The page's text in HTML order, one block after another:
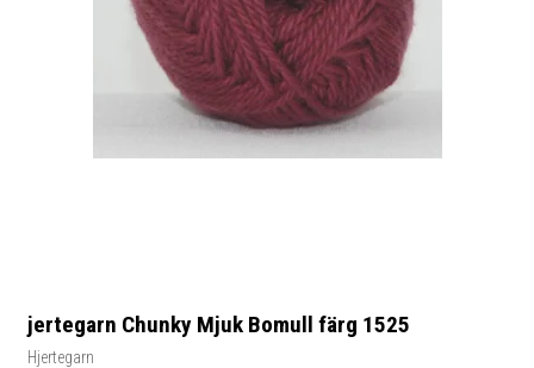
jertegarn Chunky Mjuk Bomull färg 1525
Hjertegarn